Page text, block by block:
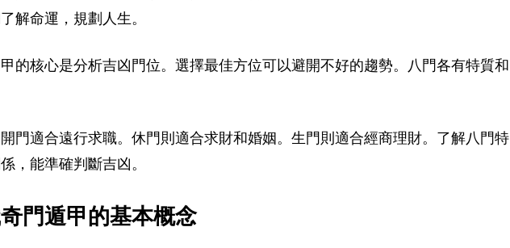
解命運，規劃人生。
的核心是分析吉凶門位。選擇最佳方位可以避開不好的趨勢。八門各有特質和
門適合遠行求職。休門則適合求財和婚姻。生門則適合經商理財。了解八門特
，能準確判斷吉凶。
門遁甲的基本概念